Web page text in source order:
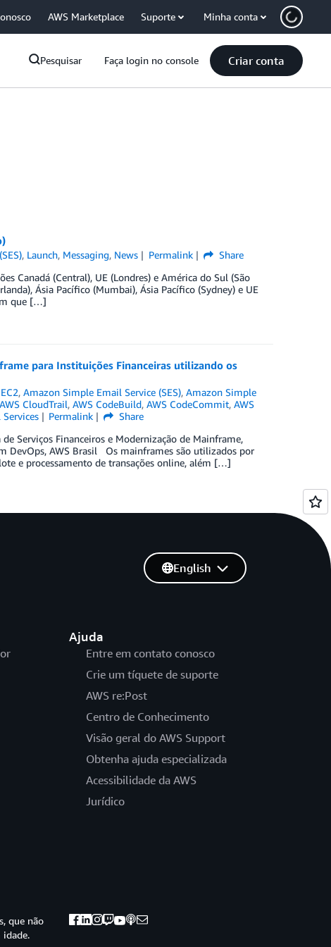
AWS Marketplace Suporte Minha conta
Pesquisar Faça login no console Criar conta
, Launch, Messaging, News Permalink
Share
Canadá (Central), UE (Londres) e América do Sul (São
Ásia Pacífico (Mumbai), Ásia Pacífico (Sydney) e UE
que […]
para Instituições Financeiras utilizando os
,Amazon Simple Email Service (SES),Amazon Simple
AWS CloudTrail, AWS CodeBuild, AWS CodeCommit, AWS
Services Permalink
Share
Serviços Financeiros e Modernização de Mainframe,
DevOps, AWS Brasil Os mainframes são utilizados por
e processamento de transações online, além […]
Ajuda
Entre em contato conosco
Crie um tíquete de suporte
AWS re:Post
Centro de Conhecimento
Visão geral do AWS Support
Obtenha ajuda especializada
Acessibilidade da AWS
Jurídico
English
que não
idade.